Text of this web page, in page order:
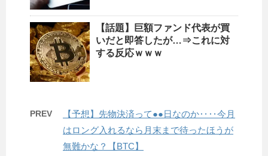
【話題】巨額ファンド代表が買
いだと即答したが…⇒これに対
する反応ｗｗｗ
PREV
【予想】先物決済って●●日なのか‥‥今月
はロング入れるなら月末まで待ったほうが
無難かな？【BTC】